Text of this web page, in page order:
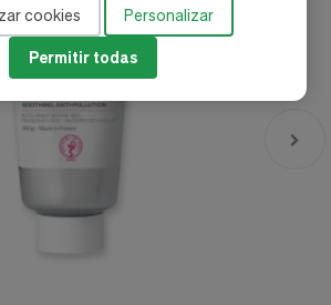
cookies Personalizar
Permitir todas